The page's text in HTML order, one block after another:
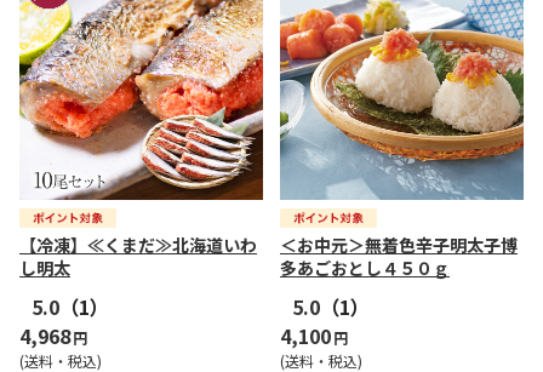
【冷凍】≪くまだ≫北海道いわ
し明太
5.0 （1）
4,968円
(送料・税込)
＜お中元＞無着色辛子明太子博
多あごおとし４５０ｇ
5.0 （1）
4,100円
(送料・税込)